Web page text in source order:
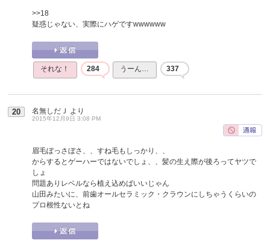
>>18
疑惑じゃない、実際にハゲですwwwwww
それな！ 284 うーん… 337
20 名無しだＪ より
2015年12月9日 3:08 PM
眉毛ぼっさぼさ、、すね毛もしっかり、、
からするとゲーハーではないでしょ、、髪の生え際が後ろってヤツで
しょ
問題ありレベルなら植え込めばいいじゃん
山田みたいに、前歯オールセラミック・クラウンにしちゃうくらいの
プロ根性ないとね